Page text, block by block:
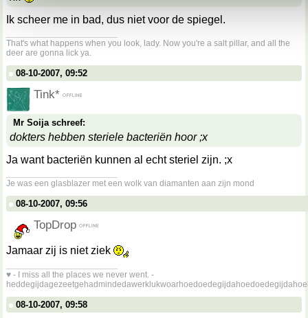
Ik scheer me in bad, dus niet voor de spiegel.
That's what happens when you look, lady. Now you're a salt pillar, and all the
deer are gonna lick ya.
08-10-2007, 09:52
Tink*
Mr Soija schreef:
dokters hebben steriele bacteriën hoor ;x
Ja want bacteriën kunnen al echt steriel zijn. ;x
Je was een glasblazer met een wolk van diamanten aan zijn mond
08-10-2007, 09:56
TopDrop
Jamaar zij is niet ziek
♥ - I miss all the places we never went. -
08-10-2007, 09:58